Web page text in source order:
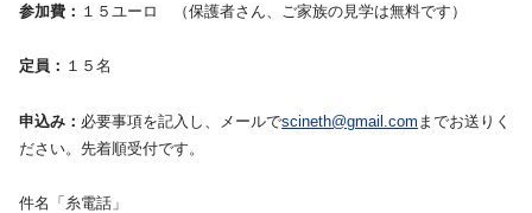
参加費： １５ユーロ （保護者さん、ご家族の見学は無料です）
定員： １５名
申込み： 必要事項を記入し、メールでscineth@gmail.com までお送りく
ださい。先着順受付です。
件名「糸電話」